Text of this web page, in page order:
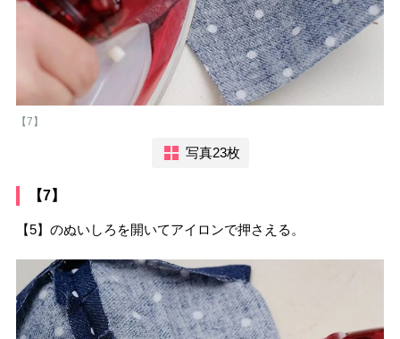
【7】
写真23枚
【7】
【5】のぬいしろを開いてアイロンで押さえる。